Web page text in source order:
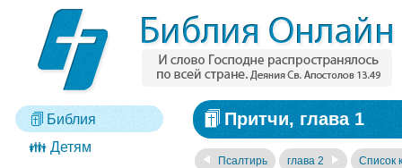
Библия
👪 Детям
Притчи, глава 1
Псалтирь глава 2 Список